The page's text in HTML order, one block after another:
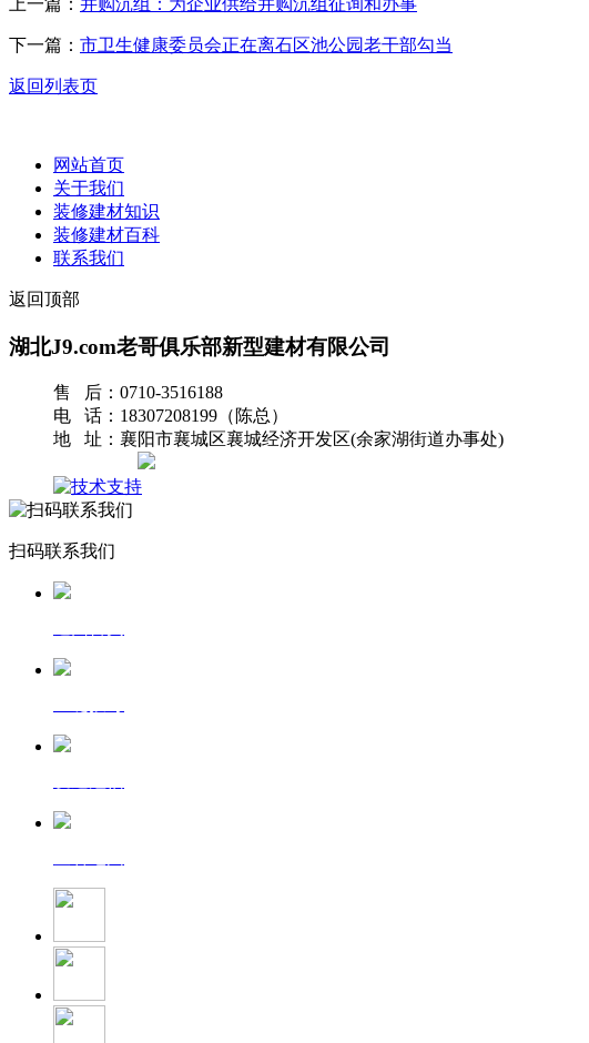
下一篇： 市卫生健康委员会正在离石区池公园老干部勾当
返回列表页
网站首页
关于我们
装修建材知识
装修建材百科
联系我们
返回顶部
湖北J9.com老哥俱乐部新型建材有限公司
售 后：0710-3516188
电 话：18307208199（陈总）
地 址：襄阳市襄城区襄城经济开发区(余家湖街道办事处)
扫码联系我们